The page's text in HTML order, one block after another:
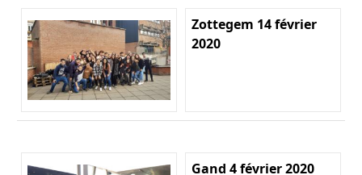
Zottegem 14 février
2020
Gand 4 février 2020